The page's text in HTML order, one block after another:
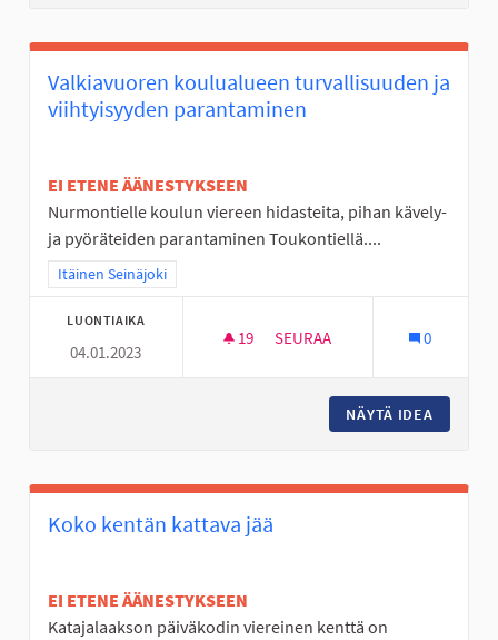
Valkiavuoren koulualueen turvallisuuden ja
viihtyisyyden parantaminen
EI ETENE ÄÄNESTYKSEEN
Nurmontielle koulun viereen hidasteita, pihan kävely-
ja pyöräteiden parantaminen Toukontiellä....
Rajaa tulokset teeman mukaan: Itäinen Seinäjoki
Itäinen Seinäjoki
LUONTIAIKA
04.01.2023
19 19 SEURAAJAA
SEURAA 0
NÄYTÄ IDEA
Koko kentän kattava jää
EI ETENE ÄÄNESTYKSEEN
Katajalaakson päiväkodin viereinen kenttä on